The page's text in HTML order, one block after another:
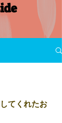
てくれたお